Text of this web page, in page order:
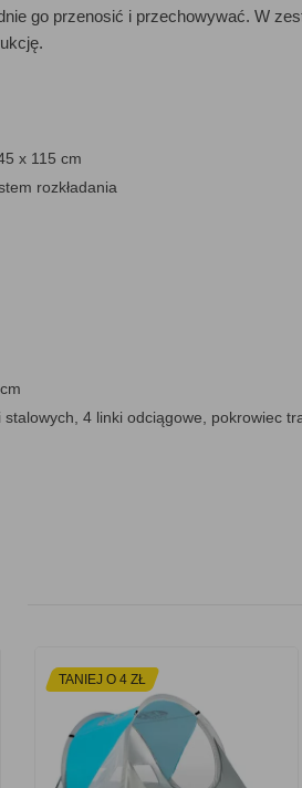
go przenosić i przechowywać. W
x 115 cm
rozkładania
4 linki odciągowe, pokrowiec
TANIEJ O 4 ZŁ